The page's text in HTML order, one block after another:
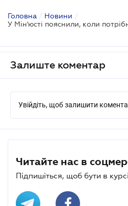
Головна / Новини /
Залиште коментар
Увійдіть, щоб залишити
Читайте нас в
Підпишіться, щоб бути в